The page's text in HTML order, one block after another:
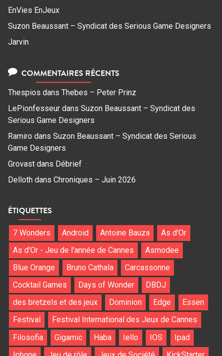
EnVies EnJeux
Suzon Beaussant – Syndicat des Serious Game Designers
Jarvin
COMMENTAIRES RÉCENTS
Thespios dans Thebes – Peter Prinz
LePionfesseur dans Suzon Beaussant – Syndicat des
Serious Game Designers
Ramiro dans Suzon Beaussant – Syndicat des Serious
Game Designers
Grovast dans Débrief
Delloth dans Chroniques – Juin 2026
ÉTIQUETTES
7 Wonders Android Antoine Bauza
As d'Or
As d'Or - Jeu de l'année de Cannes
Asmodee
Blue Orange
Bruno Cathala
Carcassonne
Cocktail Games
Days of Wonder
DBDJ
des bretzels et des jeux
Dominion Edge
Essen
Festival
Festival International des Jeux de Cannes
Filosofia
Gigamic Haba Iello IOS
Ipad